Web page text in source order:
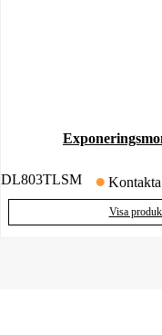
DL803TLSM
Visa